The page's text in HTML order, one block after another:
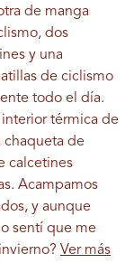
de manga
dos
y una
de ciclismo
todo el día.
térmica de
chaqueta de
calcetines
Acampamos
y aunque
sentí que me
Ver más